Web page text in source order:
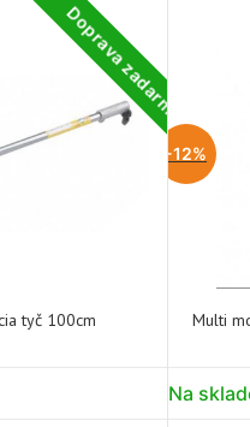
Doprava zadarmo
tyč 100cm
-12%
Multi
Na